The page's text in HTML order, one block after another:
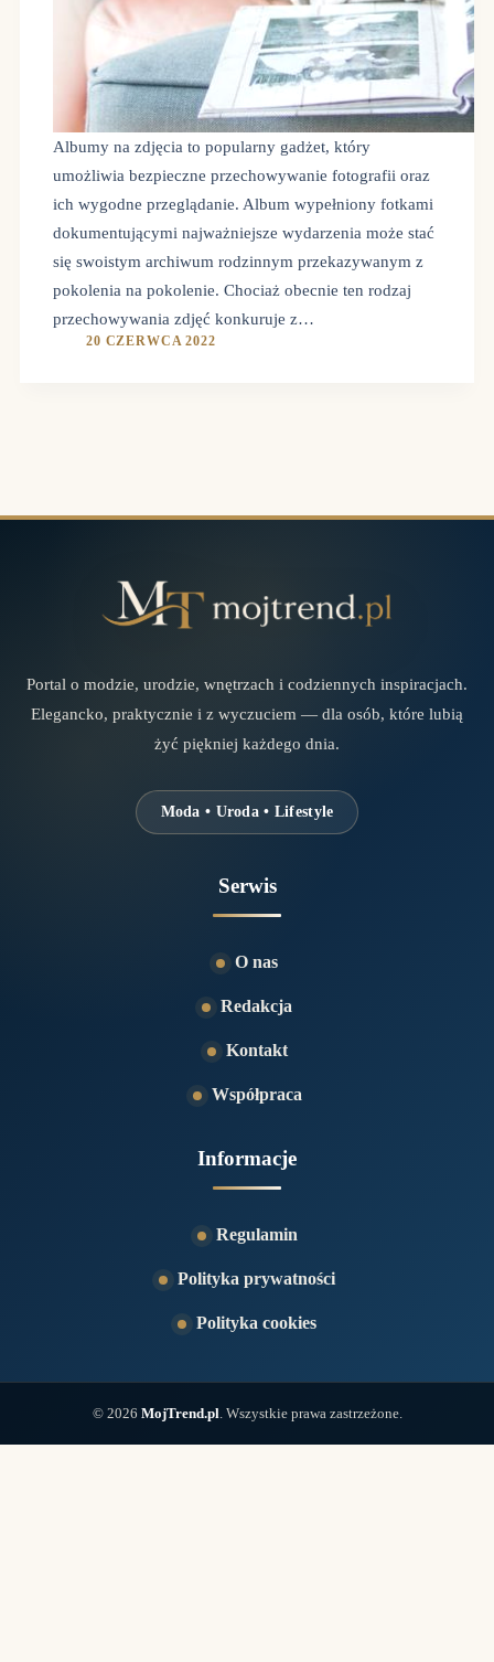
Albumy na zdjęcia to popularny gadżet, który
umożliwia bezpieczne przechowywanie fotografii oraz
ich wygodne przeglądanie. Album wypełniony fotkami
dokumentującymi najważniejsze wydarzenia może stać
się swoistym archiwum rodzinnym przekazywanym z
pokolenia na pokolenie. Chociaż obecnie ten rodzaj
przechowywania zdjęć konkuruje z…
20 CZERWCA 2022
Portal o modzie, urodzie, wnętrzach i codziennych inspiracjach.
Elegancko, praktycznie i z wyczuciem — dla osób, które lubią
żyć piękniej każdego dnia.
Moda • Uroda • Lifestyle
Serwis
O nas
Redakcja
Kontakt
Współpraca
Informacje
Regulamin
Polityka prywatności
Polityka cookies
© 2026 MojTrend.pl . Wszystkie prawa zastrzeżone.